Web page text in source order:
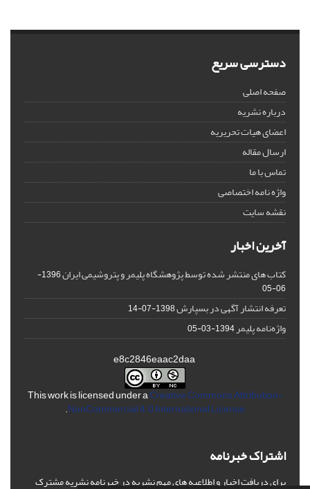
دسترسی سریع
صفحه اصلی
درباره نشریه
اعضای هیات تحریریه
ارسال مقاله
تماس با ما
واژه نامه اختصاصی
نقشه سایت
آخرین اخبار
کتاب های منتشر شده توسط پژوهشگاه پلیمر و پتروشیمی ایران
1396-
06-05
تعرفه انتشار آگهی در بسپارش1398-07-14
واژه‌نامه پلیمر1394-03-05
This work is licensed under aCreative Commons Attribution-
NonCommercial 4.0 International License
.
اشتراک خبرنامه
برای دریافت اخبار و اطلاعیه های مهم نشریه در خبرنامه نشریه مشترک